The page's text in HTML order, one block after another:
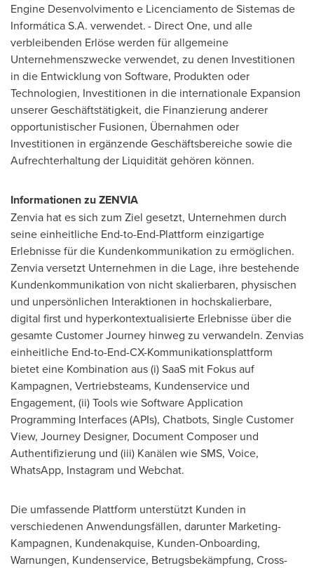
Engine Desenvolvimento e Licenciamento de Sistemas de
Informática S.A. verwendet. - Direct One, und alle
verbleibenden Erlöse werden für allgemeine
Unternehmenszwecke verwendet, zu denen Investitionen
in die Entwicklung von Software, Produkten oder
Technologien, Investitionen in die internationale Expansion
unserer Geschäftstätigkeit, die Finanzierung anderer
opportunistischer Fusionen, Übernahmen oder
Investitionen in ergänzende Geschäftsbereiche sowie die
Aufrechterhaltung der Liquidität gehören können.
Informationen zu ZENVIA
Zenvia hat es sich zum Ziel gesetzt, Unternehmen durch
seine einheitliche End-to-End-Plattform einzigartige
Erlebnisse für die Kundenkommunikation zu ermöglichen.
Zenvia versetzt Unternehmen in die Lage, ihre bestehende
Kundenkommunikation von nicht skalierbaren, physischen
und unpersönlichen Interaktionen in hochskalierbare,
digital first und hyperkontextualisierte Erlebnisse über die
gesamte Customer Journey hinweg zu verwandeln. Zenvias
einheitliche End-to-End-CX-Kommunikationsplattform
bietet eine Kombination aus (i) SaaS mit Fokus auf
Kampagnen, Vertriebsteams, Kundenservice und
Engagement, (ii) Tools wie Software Application
Programming Interfaces (APIs), Chatbots, Single Customer
View, Journey Designer, Document Composer und
Authentifizierung und (iii) Kanälen wie SMS, Voice,
WhatsApp, Instagram und Webchat.
Die umfassende Plattform unterstützt Kunden in
verschiedenen Anwendungsfällen, darunter Marketing-
Kampagnen, Kundenakquise, Kunden-Onboarding,
Warnungen, Kundenservice, Betrugsbekämpfung, Cross-